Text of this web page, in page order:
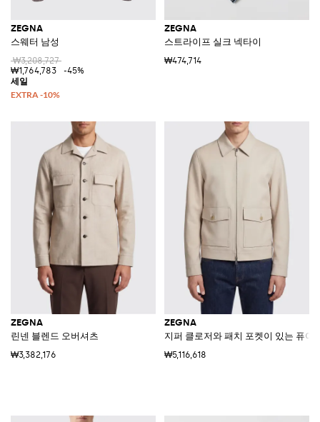
ZEGNA
스웨터 남성
₩3,208,727
₩1,764,783
-45%
ZEGNA
스트라이프 실크 넥타이
₩474,714
ZEGNA
린넨 블렌드 오버셔츠
₩3,382,176
ZEGNA
지퍼 클로저와 패치 포켓이 있는 퓨어
₩5,116,618